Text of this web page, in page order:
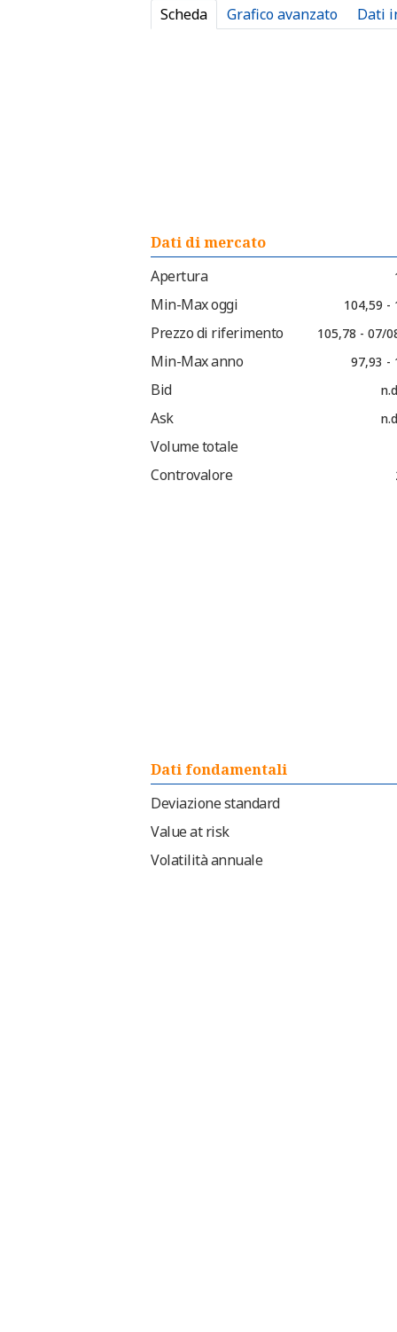
Scheda Grafico avanzato Dati
Dati di mercato
Apertura
Min-Max oggi 104,59 -
Prezzo di riferimento 105,78 - 07/
Min-Max anno 97,93 -
Bid
Ask
Volume totale
Controvalore
Dati fondamentali
Deviazione standard
Value at risk
Volatilità annuale